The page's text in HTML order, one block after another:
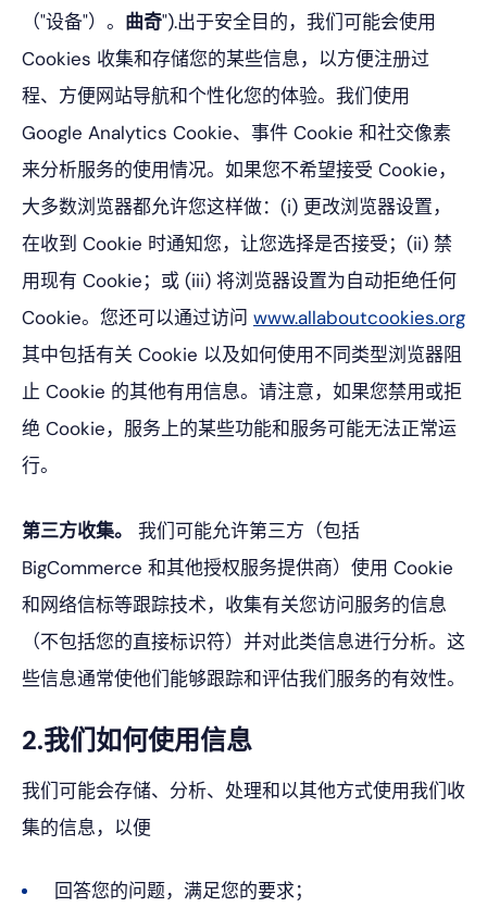
（"设备"）。 曲奇").出于安全目的，我们可能会使用
Cookies 收集和存储您的某些信息，以方便注册过
程、方便网站导航和个性化您的体验。我们使用
Google Analytics Cookie、事件 Cookie 和社交像素
来分析服务的使用情况。如果您不希望接受 Cookie，
大多数浏览器都允许您这样做：(i) 更改浏览器设置，
在收到 Cookie 时通知您，让您选择是否接受；(ii) 禁
用现有 Cookie；或 (iii) 将浏览器设置为自动拒绝任何
Cookie。您还可以通过访问 www.allaboutcookies.org
其中包括有关 Cookie 以及如何使用不同类型浏览器阻
止 Cookie 的其他有用信息。请注意，如果您禁用或拒
绝 Cookie，服务上的某些功能和服务可能无法正常运
行。
第三方收集。
我们可能允许第三方（包括
BigCommerce 和其他授权服务提供商）使用 Cookie
和网络信标等跟踪技术，收集有关您访问服务的信息
（不包括您的直接标识符）并对此类信息进行分析。这
些信息通常使他们能够跟踪和评估我们服务的有效性。
2.我们如何使用信息
我们可能会存储、分析、处理和以其他方式使用我们收
集的信息，以便
回答您的问题，满足您的要求；